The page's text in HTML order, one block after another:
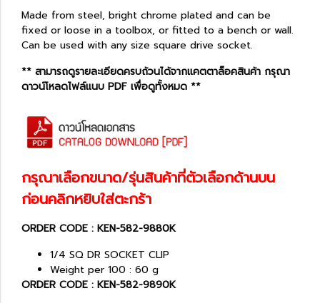
Made from steel, bright chrome plated and can be
fixed or loose in a toolbox, or fitted to a bench or wall.
Can be used with any size square drive socket.
** สามารถดูรายละเอียดครบถ้วนได้จากแคตตาล็อคสินค้า กรุณา
ดาวน์โหลดไฟล์แนบ PDF เพื่อดูทั้งหมด **
กรุณาเลือกขนาด/รุ่นสินค้าที่ตัวเลือกด้านบน
ก่อนคลิกหยิบใส่ตะกร้า
ORDER CODE : KEN-582-9880K
1/4 SQ DR SOCKET CLIP
Weight per 100 : 60 g
ORDER CODE : KEN-582-9890K